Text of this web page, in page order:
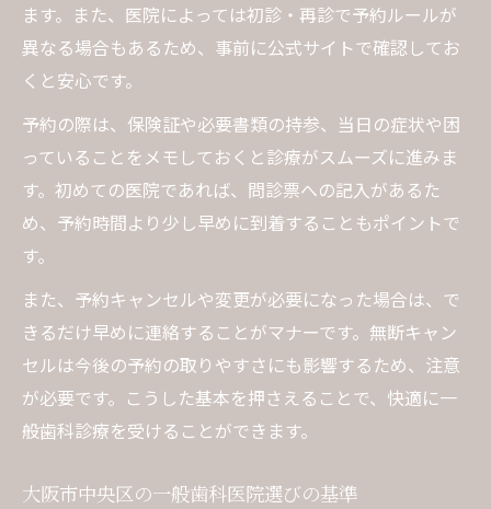
ます。また、医院によっては初診・再診で予約ルールが
異なる場合もあるため、事前に公式サイトで確認してお
くと安心です。
予約の際は、保険証や必要書類の持参、当日の症状や困
っていることをメモしておくと診療がスムーズに進みま
す。初めての医院であれば、問診票への記入があるた
め、予約時間より少し早めに到着することもポイントで
す。
また、予約キャンセルや変更が必要になった場合は、で
きるだけ早めに連絡することがマナーです。無断キャン
セルは今後の予約の取りやすさにも影響するため、注意
が必要です。こうした基本を押さえることで、快適に一
般歯科診療を受けることができます。
大阪市中央区の一般歯科医院選びの基準